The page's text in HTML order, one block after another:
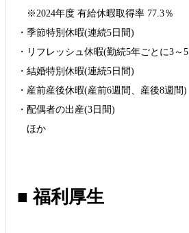
※2024年度 有給休暇取得率 77.3％
・季節特別休暇(連続5日間)
・リフレッシュ休暇(勤続5年ごとに3～
・結婚特別休暇(連続5日間)
・産前産後休暇(産前6週間、産後8週間)
・配偶者の出産(3日間)
ほか
■ 福利厚生